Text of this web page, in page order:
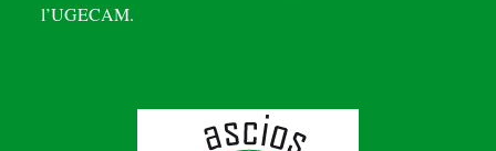
l’UGECAM.